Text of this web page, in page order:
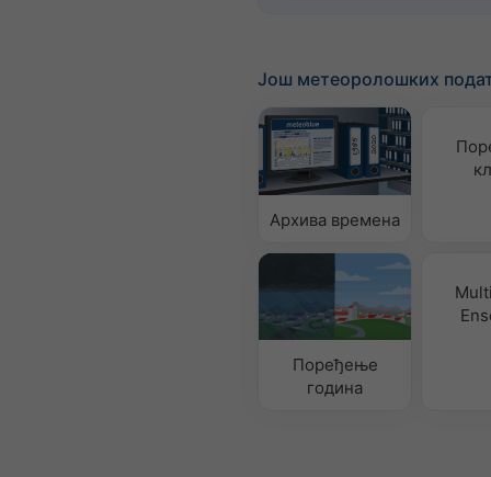
Још метеоролошких
Архива времена
Поређење
година